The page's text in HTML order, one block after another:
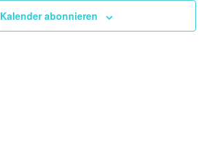
Kalender abonnieren